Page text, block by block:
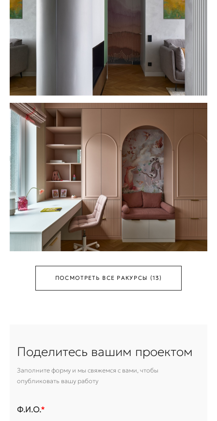
ПОСМОТРЕТЬ ВСЕ РАКУРСЫ (13)
Поделитесь вашим проектом
Заполните форму и мы свяжемся с вами, чтобы
опубликовать вашу работу
Ф.И.О.*